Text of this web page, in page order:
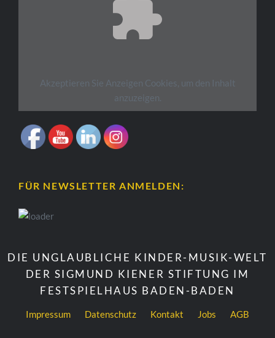
Akzeptieren Sie Anzeigen Cookies, um den Inhalt
anzuzeigen.
FÜR NEWSLETTER ANMELDEN:
DIE UNGLAUBLICHE KINDER-MUSIK-WELT
DER SIGMUND KIENER STIFTUNG IM
FESTSPIELHAUS BADEN-BADEN
Impressum Datenschutz Kontakt Jobs AGB